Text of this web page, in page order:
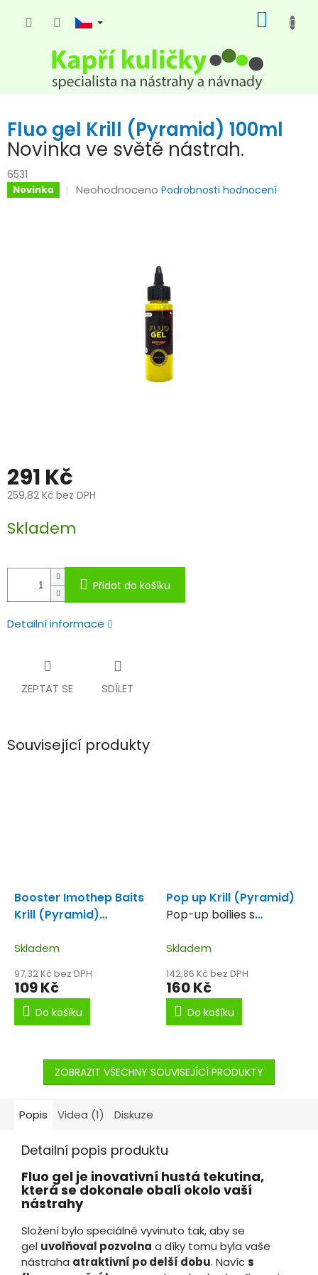
KOŠÍK
Fluo gel Krill (Pyramid) 100ml
Novinka ve světě nástrah.
6531
Novinka
Průměrné
Neohodnoceno Podrobnosti hodnocení
291 Kč
259,82 Kč bez DPH
cena:
Skladem
Přidat do košíku
Detailní informace
ZEPTAT SE SDÍLET
Související produkty
Booster Imothep Baits
Krill (Pyramid)
návnady Krill.
Skladem
97,32 Kč bez DPH
109 Kč
Do košíku
Pop up Krill (Pyramid)
Pop-up boilies s
dlouho plavat s příchutí
Skladem
142,86 Kč bez DPH
160 Kč
Do košíku
ZOBRAZIT VŠECHNY SOUVISEJÍCÍ PRODUKTY
Popis Videa (1) Diskuze
Detailní popis produktu
Fluo gel je inovativní hustá tekutina,
která se dokonale obalí okolo vaší
nástrahy
Složení bylo speciálně vyvinuto tak, aby se
gel uvolňoval pozvolna a díky tomu byla vaše
nástraha atraktivní po delší dobu. Navícs